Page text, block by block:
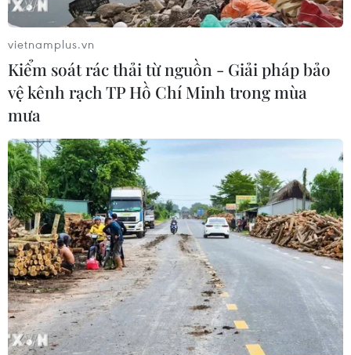
Tăng cường triển khai công tác hỗ trợ kiều
bào, củng cố đại đoàn kết dân tộc
25/02/2025 08:27
Ủy ban Nhà nước về người Việt Nam ở nước ngoài (Bộ
Ngoại giao) và Ủy ban Trung ương Mặt trận Tổ quốc
Việt Nam sẽ phối hợp tổ chức Ngày hội Đại đoàn kết
toàn dân tộc lần đầu tiên tại nước ngoài.
vietnamplus.vn
Kiểm soát rác thải từ nguồn - Giải pháp bảo
vệ kênh rạch TP Hồ Chí Minh trong mùa
mưa